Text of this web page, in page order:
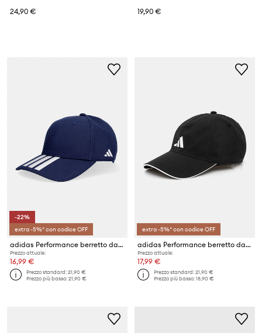
24,90 €
19,90 €
-22%
extra -5%* con codice OFF
adidas Performance berretto da baseball in cotone
Prezzo attuale:
16,99 €
Prezzo standard:21,90 €
Prezzo più basso:21,90 €
extra -5%* con codice OFF
adidas Performance berretto da baseball Bball
Prezzo attuale:
17,99 €
Prezzo standard:21,90 €
Prezzo più basso:18,90 €